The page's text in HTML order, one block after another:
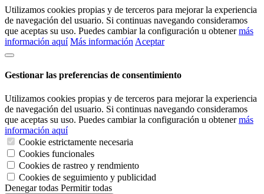
Utilizamos cookies propias y de terceros para mejorar la experiencia
de navegación del usuario. Si continuas navegando consideramos
que aceptas su uso. Puedes cambiar la configuración u obtenermás
información aquí Más información Aceptar
Gestionar las preferencias de consentimiento
Utilizamos cookies propias y de terceros para mejorar la experiencia
de navegación del usuario. Si continuas navegando consideramos
que aceptas su uso. Puedes cambiar la configuración u obtenermás
información aquí
Cookie estrictamente necesaria
Cookies funcionales
Cookies de rastreo y rendmiento
Cookies de seguimiento y publicidad
Denegar todas Permitir todas